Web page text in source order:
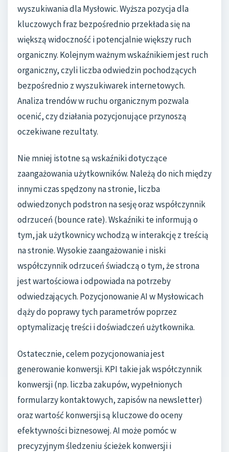
wyszukiwania dla Mysłowic. Wyższa pozycja dla
kluczowych fraz bezpośrednio przekłada się na
większą widoczność i potencjalnie większy ruch
organiczny. Kolejnym ważnym wskaźnikiem jest ruch
organiczny, czyli liczba odwiedzin pochodzących
bezpośrednio z wyszukiwarek internetowych.
Analiza trendów w ruchu organicznym pozwala
ocenić, czy działania pozycjonujące przynoszą
oczekiwane rezultaty.
Nie mniej istotne są wskaźniki dotyczące
zaangażowania użytkowników. Należą do nich między
innymi czas spędzony na stronie, liczba
odwiedzonych podstron na sesję oraz współczynnik
odrzuceń (bounce rate). Wskaźniki te informują o
tym, jak użytkownicy wchodzą w interakcję z treścią
na stronie. Wysokie zaangażowanie i niski
współczynnik odrzuceń świadczą o tym, że strona
jest wartościowa i odpowiada na potrzeby
odwiedzających. Pozycjonowanie AI w Mysłowicach
dąży do poprawy tych parametrów poprzez
optymalizację treści i doświadczeń użytkownika.
Ostatecznie, celem pozycjonowania jest
generowanie konwersji. KPI takie jak współczynnik
konwersji (np. liczba zakupów, wypełnionych
formularzy kontaktowych, zapisów na newsletter)
oraz wartość konwersji są kluczowe do oceny
efektywności biznesowej. AI może pomóc w
precyzyjnym śledzeniu ścieżek konwersji i